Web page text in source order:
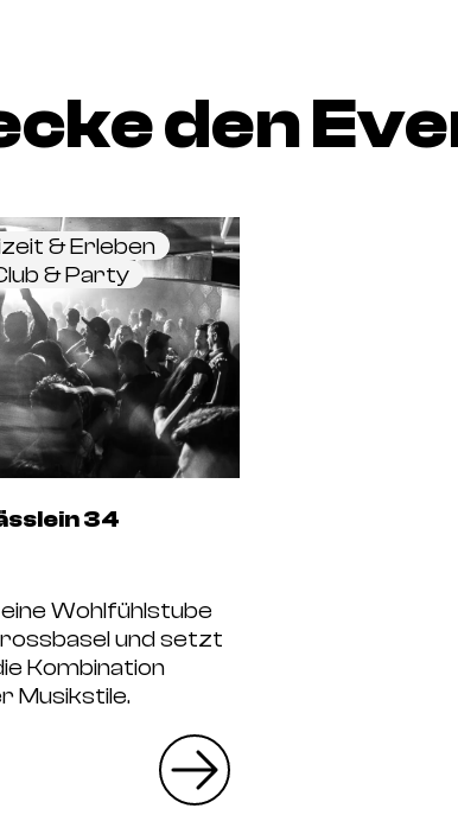
den
& Erleben
& Party
34
Wohlfühlstube
und setzt
Kombination
Musikstile.